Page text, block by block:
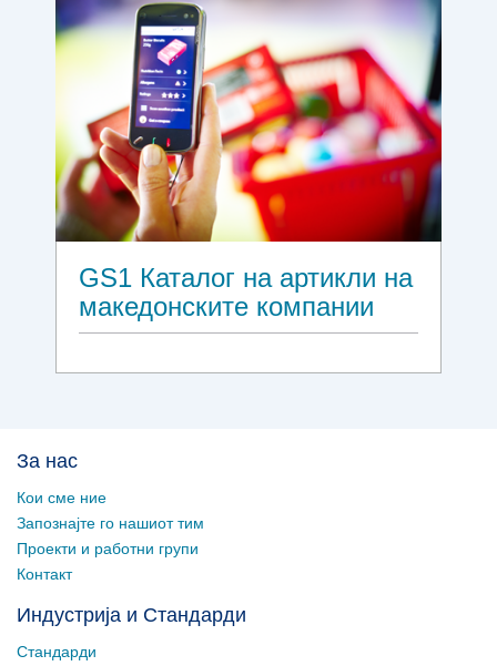
GS1 Каталог на артикли на
македонските компании
За нас
Кои сме ние
Запознајте го нашиот тим
Проекти и работни групи
Контакт
Индустрија и Стандарди
Стандарди